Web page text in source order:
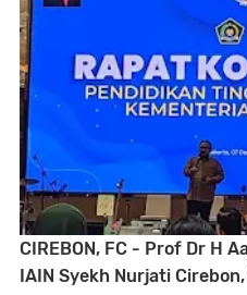
CIREBON, FC - Prof Dr H
IAIN Syekh Nurjati